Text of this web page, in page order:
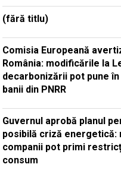
(fără titlu)
Comisia Europeană
România: modificările la
decarbonizării pot pune
banii din PNRR
Guvernul aprobă planul
posibilă criză energetică:
companii pot primi
consum